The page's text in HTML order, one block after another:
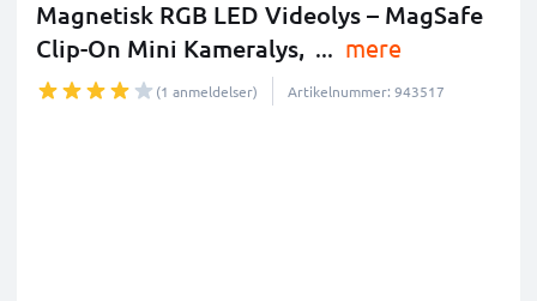
Magnetisk RGB LED Videolys – MagSafe
Clip-On Mini Kameralys, ... mere
(1 anmeldelser) Artikelnummer: 943517